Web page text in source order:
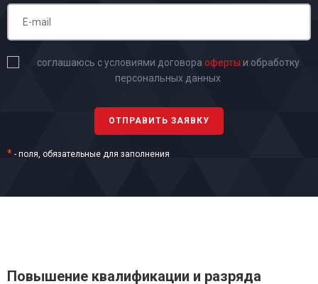
соглашаюсь с условиями договора оферты и обработку
персональных данных
* - поля, обязательные для заполнения
Повышение квалификации и разряда